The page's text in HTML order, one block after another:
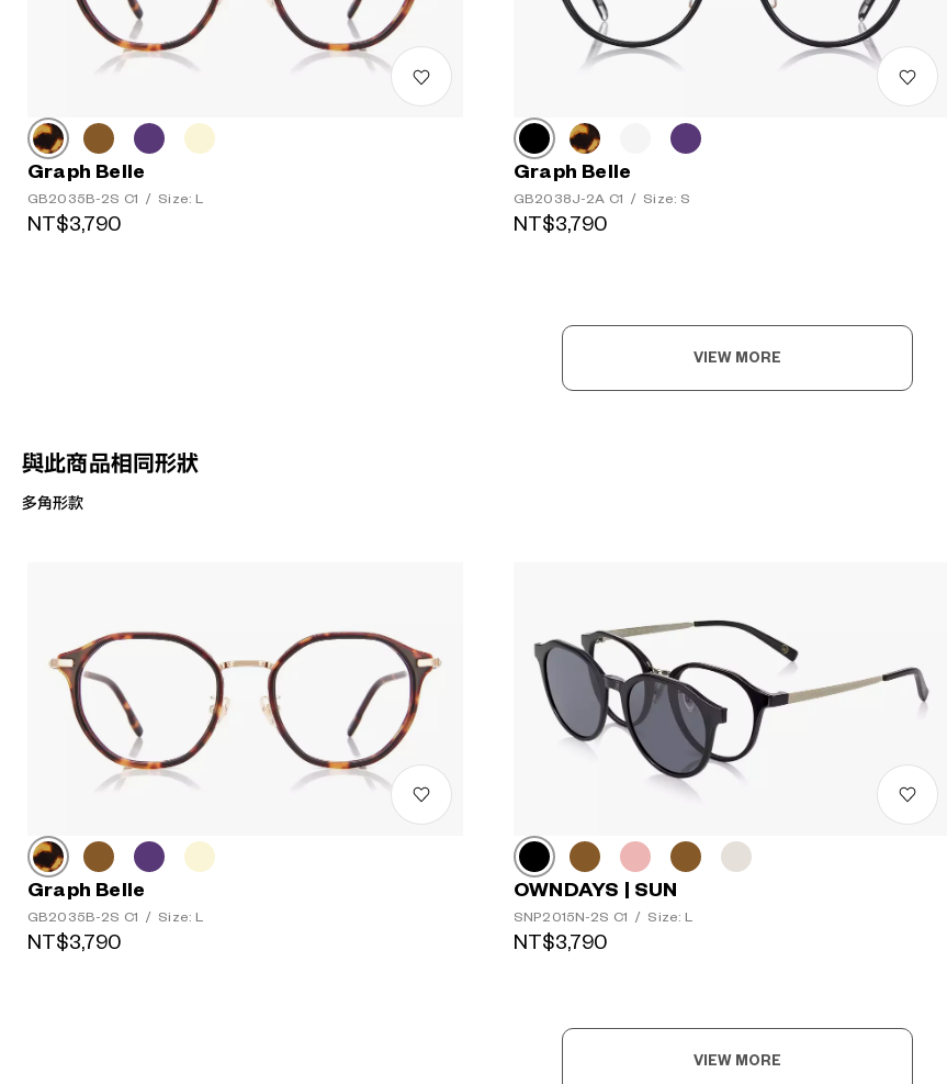
Graph Belle
GB2035B-2S C1 / Size: L
NT$3,790
Graph Belle
GB2038J-2A C1 / Size: S
NT$3,790
VIEW MORE
與此商品相同形狀
多角形款
Graph Belle
GB2035B-2S C1 / Size: L
NT$3,790
OWNDAYS | SUN
SNP2015N-2S C1 / Size: L
NT$3,790
VIEW MORE